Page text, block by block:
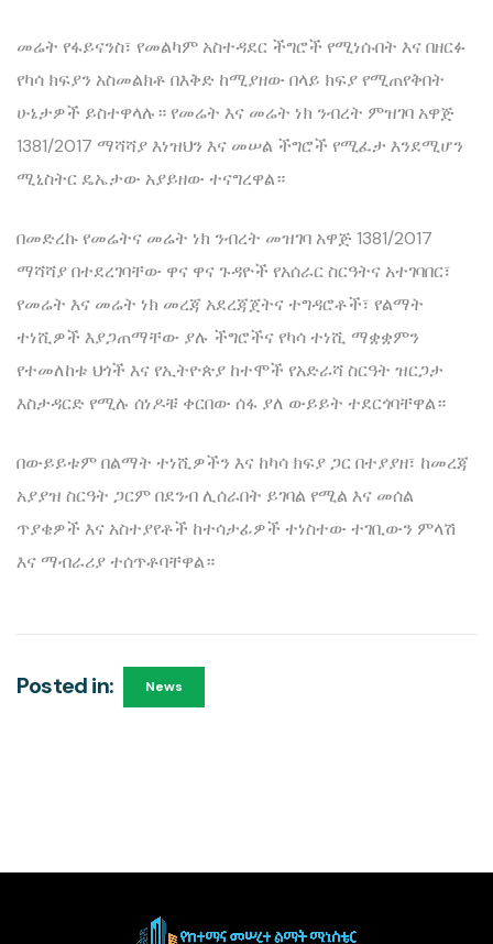
መሬት የፋይናንስ፣ የመልካም አስተዳደር ችግሮች የሚነሱበት እና በዘርፉ
የካሳ ክፍያን አስመልክቶ በእቅድ ከሚያዘው በላይ ክፍያ የሚጠየቅበት
ሁኔታዎች ይስተዋላሉ። የመሬት እና መሬት ነክ ንብረት ምዝገባ አዋጅ
1381/2017 ማሻሻያ እነዝህን እና መሠል ችግሮች የሚፈታ እንደሚሆን
ሚኒስትር ዴኤታው አያይዘው ተናግረዋል።
በመድረኩ የመሬትና መሬት ነክ ንብረት መዝገባ አዋጅ 1381/2017
ማሻሻያ በተደረገባቸው ዋና ዋና ጉዳዮች የአሰራር ስርዓትና አተገባበር፣
የመሬት እና መሬት ነክ መረጃ አደረጃጀትና ተግዳሮቶች፣ የልማት
ተነሺዎች እያጋጠማቸው ያሉ ችግሮችና የካሳ ተነሺ ማቋቋምን
የተመለከቱ ህጎች እና የኢትዮጵያ ከተሞች የአድራሻ ስርዓት ዝርጋታ
እስታዳርድ የሚሉ ሰነዶቹ ቀርበው ሰፋ ያለ ውይይት ተደርጎባቸዋል።
በውይይቱም በልማት ተነሺዎችን እና ከካሳ ክፍያ ጋር በተያያዘ፣ ከመረጃ
አያያዝ ስርዓት ጋርም በደንብ ሊሰራበት ይገባል የሚል እና መሰል
ጥያቄዎች እና አስተያየቶች ከተሳታፊዎች ተነስተው ተገቢውን ምላሽ
እና ማብራሪያ ተሰጥቶባቸዋል።
Posted in: News